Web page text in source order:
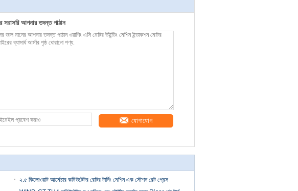
সরাসরি আপনার তদন্ত পাঠান
যোগাযোগ
২.৫ কিলোওয়াট আর্মেচার কমিউটেটর রোটর টার্নিং মেশিন এক স্টেশন বেল্ট প্রেস